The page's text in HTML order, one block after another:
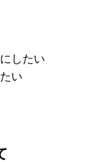
したい
い